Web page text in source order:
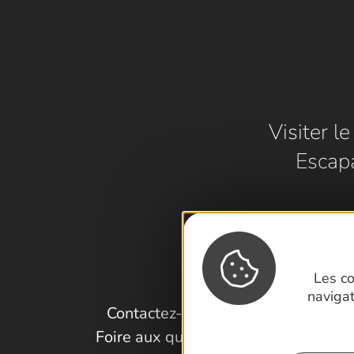
Les
Visiter
Contactez-nous !
Foire aux questions